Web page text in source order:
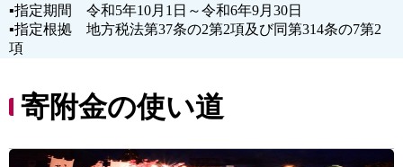
▪指定期間 令和5年10月1日～令和6年9月30日
▪指定根拠 地方税法第37条の2第2項及び同第314条の7第2
項
寄附金の使い道